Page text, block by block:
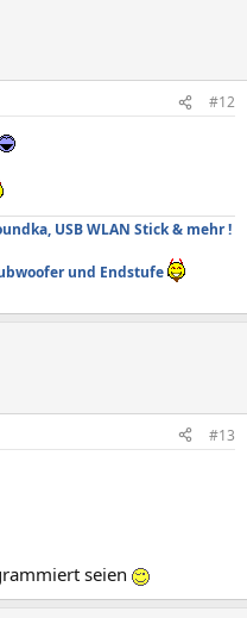
#12
USB WLAN Stick & mehr !
und Endstufe
#13
seien